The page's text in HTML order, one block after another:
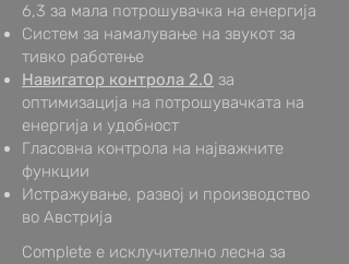
6,3 за мала потрошувачка на енергија
Систем за намалување на звукот за
тивко работење
Навигатор контрола 2.0 за
оптимизација на потрошувачката на
енергија и удобност
Гласовна контрола на најважните
функции
Истражување, развој и производство
во Австрија
Complete е исклучително лесна за